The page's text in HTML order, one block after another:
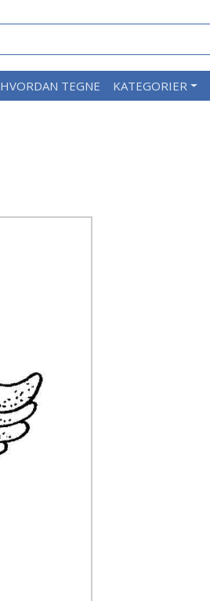
HVORDAN TEGNE KATEGORIER